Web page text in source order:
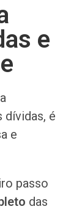
e
dívidas, é
e
passo
das